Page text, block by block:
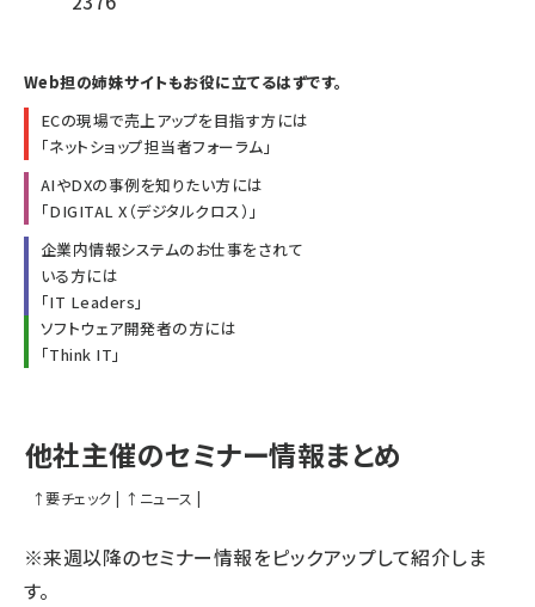
Web担の姉妹サイトもお役に立てるはずです。
ECの現場で売上アップを目指す方には
「ネットショップ担当者フォーラム 」
AIやDXの事例を知りたい方には
「DIGITAL X（デジタルクロス） 」
企業内情報システムのお仕事をされて
いる方には
「IT Leaders 」
ソフトウェア開発者の方には
「Think IT 」
他社主催のセミナー情報まとめ
↑要チェック | ↑ ニュース |
※来週以降のセミナー情報をピックアップして紹介しま
す。